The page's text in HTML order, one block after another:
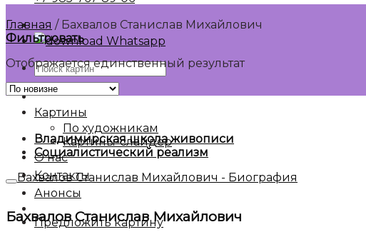
Whatsapp
Искать:
Картины
По художникам
Картины-слайдер
О нас
Контакты
Анонсы
Предложить картину
Главная /Бахвалов Станислав Михайлович
Фильтровать
Отображается единственный результат
Владимирская школа живописи
Социалистический реализм
Бахвалов Станислав Михайлович - Биография
Бахвалов Станислав Михайлович